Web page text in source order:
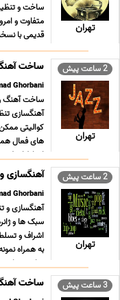
تهران
ساخت و
متفاوت و
قدیمی با
مجدد آهنگ
ارتباط
2 ساعت پیش
تهران
ساخت
Ghorbani
ساخت آهنگ
آهنگسازی
های فعال
ارتباط از
2 ساعت پیش
تهران
آهنگسازی
Ghorbani
آهنگسازی و
سبک ها و
اشراف و
به همراه
مناسب ؛
3 ساعت پیش ساخت